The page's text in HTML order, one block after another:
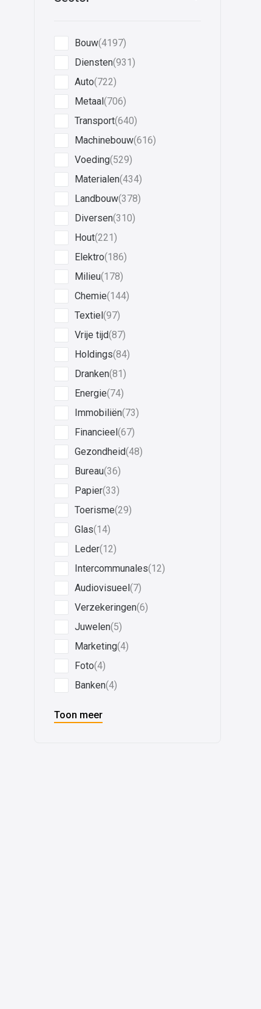
Bouw(4197)
Diensten(931)
Auto(722)
Metaal(706)
Transport(640)
Machinebouw(616)
Voeding(529)
Materialen(434)
Landbouw(378)
Diversen(310)
Hout(221)
Elektro(186)
Milieu(178)
Chemie(144)
Textiel(97)
Vrije tijd(87)
Holdings(84)
Dranken(81)
Energie(74)
Immobiliën(73)
Financieel(67)
Gezondheid(48)
Bureau(36)
Papier(33)
Toerisme(29)
Glas(14)
Leder(12)
Intercommunales(12)
Audiovisueel(7)
Verzekeringen(6)
Juwelen(5)
Marketing(4)
Foto(4)
Banken(4)
Toon meer